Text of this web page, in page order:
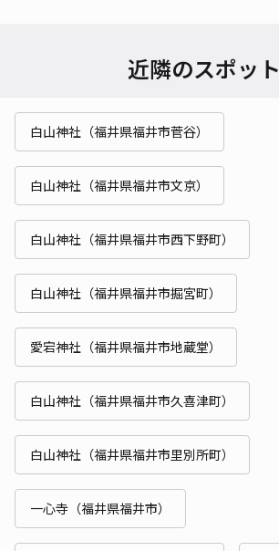
近隣のスポット
白山神社（福井県福井市菅谷）
白山神社（福井県福井市文京）
白山神社（福井県福井市西下野町）
白山神社（福井県福井市掘宮町）
愛宕神社（福井県福井市地蔵堂）
白山神社（福井県福井市久喜津町）
白山神社（福井県福井市里別所町）
一心寺（福井県福井市）